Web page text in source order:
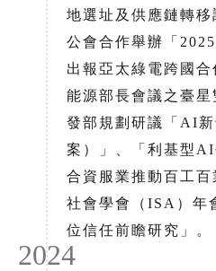
地選址及供應鏈轉
公會合作舉辦「
出報亞太綠電跨國
能源部長會議之臺
發部規劃研議「AI
案）」、「利基型
合資服業推動百工
社會學會（ISA）年
位信任前瞻研究」。
2024